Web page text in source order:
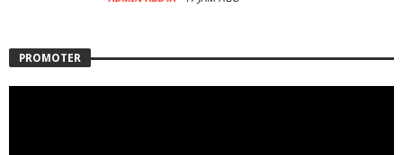
PROMOTER